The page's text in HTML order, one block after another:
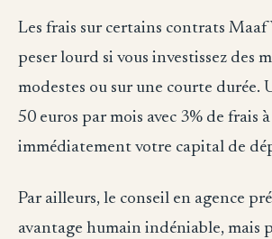
Les frais sur certains contrats
peser lourd si vous investissez des
modestes ou sur une courte durée.
50 euros par mois avec 3% de frais
immédiatement votre capital de
Par ailleurs, le conseil en agence
avantage humain indéniable, mais